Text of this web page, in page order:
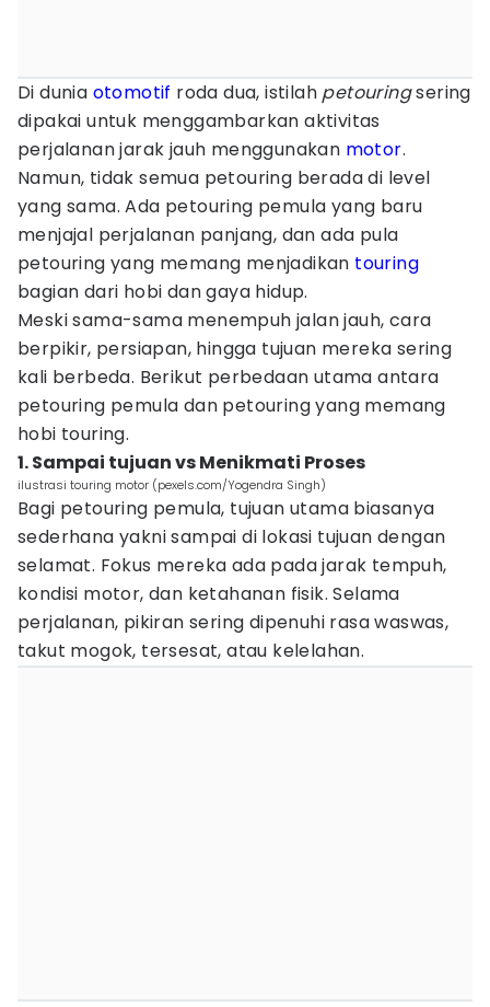
Di dunia otomotif roda dua, istilah petouringsering
dipakai untuk menggambarkan aktivitas
perjalanan jarak jauh menggunakan motor.
Namun, tidak semua petouring berada di level
yang sama. Ada petouring pemula yang baru
menjajal perjalanan panjang, dan ada pula
petouring yang memang menjadikan touring
bagian dari hobi dan gaya hidup.
Meski sama-sama menempuh jalan jauh, cara
berpikir, persiapan, hingga tujuan mereka sering
kali berbeda. Berikut perbedaan utama antara
petouring pemula dan petouring yang memang
hobi touring.
1. Sampai tujuan vs Menikmati Proses
ilustrasi touring motor (pexels.com/Yogendra Singh)
Bagi petouring pemula, tujuan utama biasanya
sederhana yakni sampai di lokasi tujuan dengan
selamat. Fokus mereka ada pada jarak tempuh,
kondisi motor, dan ketahanan fisik. Selama
perjalanan, pikiran sering dipenuhi rasa waswas,
takut mogok, tersesat, atau kelelahan.